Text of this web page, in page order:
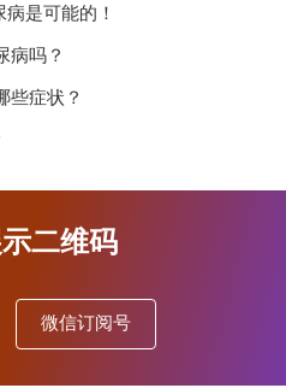
是可能的！
病吗？
些症状？
二维码
微信订阅号